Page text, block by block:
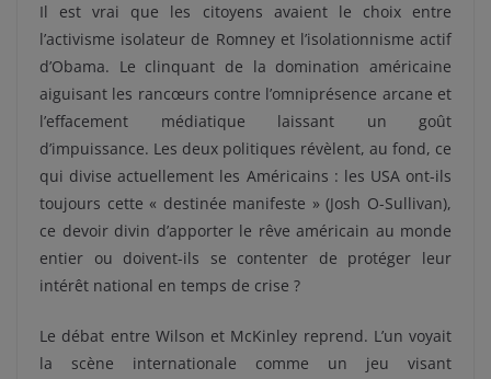
Il est vrai que les citoyens avaient le choix entre
l’activisme isolateur de Romney et l’isolationnisme actif
d’Obama. Le clinquant de la domination américaine
aiguisant les rancœurs contre l’omniprésence arcane et
l’effacement médiatique laissant un goût
d’impuissance. Les deux politiques révèlent, au fond, ce
qui divise actuellement les Américains : les USA ont-ils
toujours cette « destinée manifeste » (Josh O-Sullivan),
ce devoir divin d’apporter le rêve américain au monde
entier ou doivent-ils se contenter de protéger leur
intérêt national en temps de crise ?
Le débat entre Wilson et McKinley reprend. L’un voyait
la scène internationale comme un jeu visant